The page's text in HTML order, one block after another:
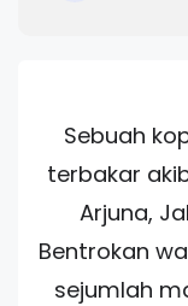
Sebuah
terbakar
Arjuna,
Bentrokan
sejumlah